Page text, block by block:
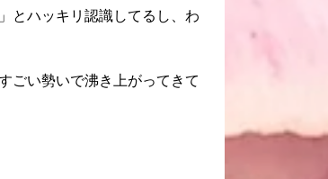
とハッキリ認識してるし、わ
ごい勢いで沸き上がってきて